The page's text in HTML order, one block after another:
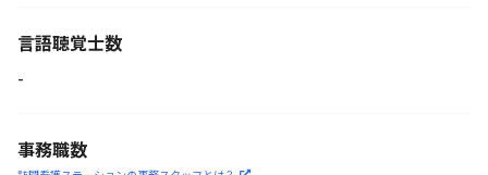
言語聴覚士数
-
事務職数